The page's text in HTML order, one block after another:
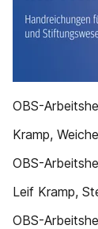
OBS-
Kramp,
OBS-
Leif Kramp,
OBS-